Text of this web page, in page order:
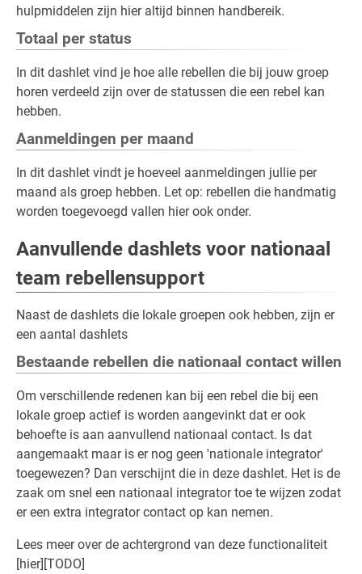
hulpmiddelen zijn hier altijd binnen handbereik.
Totaal per status
In dit dashlet vind je hoe alle rebellen die bij jouw groep
horen verdeeld zijn over de statussen die een rebel kan
hebben.
Aanmeldingen per maand
In dit dashlet vindt je hoeveel aanmeldingen jullie per
maand als groep hebben. Let op: rebellen die handmatig
worden toegevoegd vallen hier ook onder.
Aanvullende dashlets voor nationaal
team rebellensupport
Naast de dashlets die lokale groepen ook hebben, zijn er
een aantal dashlets
Bestaande rebellen die nationaal contact willen
Om verschillende redenen kan bij een rebel die bij een
lokale groep actief is worden aangevinkt dat er ook
behoefte is aan aanvullend nationaal contact. Is dat
aangemaakt maar is er nog geen 'nationale integrator'
toegewezen? Dan verschijnt die in deze dashlet. Het is de
zaak om snel een nationaal integrator toe te wijzen zodat
er een extra integrator contact op kan nemen.
Lees meer over de achtergrond van deze functionaliteit
[hier][TODO]